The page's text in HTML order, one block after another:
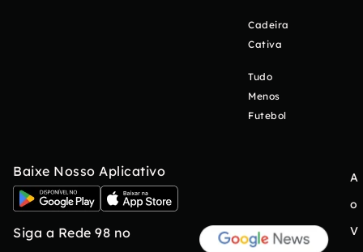
Cadeira
Cativa
Tudo
Menos
Futebol
Baixe Nosso Aplicativo
Siga a Rede 98 no
A
o
V